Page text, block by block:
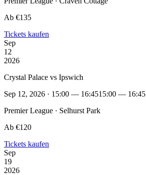
Ab €135
Tickets kaufen
Sep
12
2026
Crystal Palace vs Ipswich
Sep 12, 2026 · 15:00 — 16:4515:00 — 16:45
Premier League · Selhurst Park
Ab €120
Tickets kaufen
Sep
19
2026